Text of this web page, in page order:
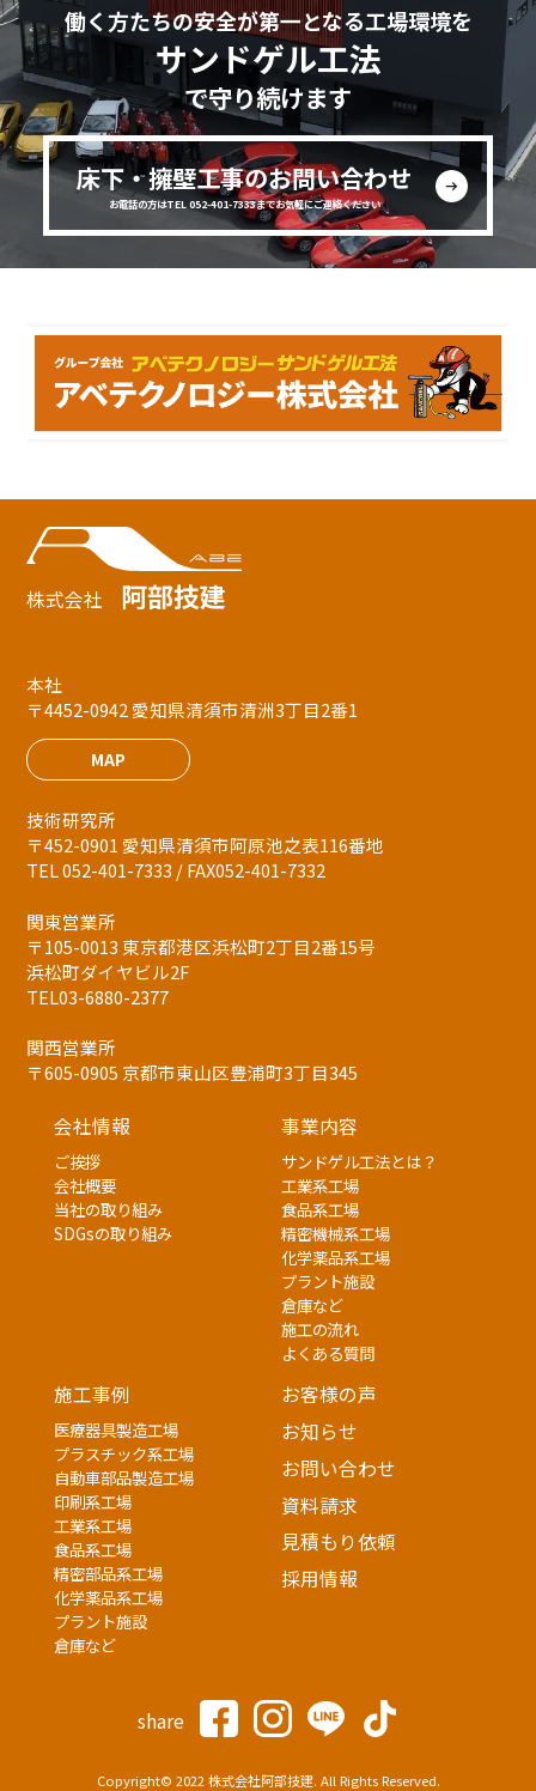
働く方たちの安全が第一となる工場環境を
サンドゲル工法
で守り続けます
床下・擁壁工事のお問い合わせ
お電話の方はTEL 052-401-7333までお気軽にご連絡ください
株式会社 阿部技建
本社
〒4452-0942 愛知県清須市清洲3丁目2番1
MAP
技術研究所
〒452-0901 愛知県清須市阿原池之表116番地
TEL 052-401-7333 / FAX052-401-7332
関東営業所
〒105-0013 東京都港区浜松町2丁目2番15号
浜松町ダイヤビル2F
TEL03-6880-2377
関西営業所
〒605-0905 京都市東山区豊浦町3丁目345
会社情報
ご挨拶
会社概要
当社の取り組み
SDGsの取り組み
事業内容
サンドゲル工法とは？
工業系工場
食品系工場
精密機械系工場
化学薬品系工場
プラント施設
倉庫など
施工の流れ
よくある質問
施工事例
医療器具製造工場
プラスチック系工場
自動車部品製造工場
印刷系工場
工業系工場
食品系工場
精密部品系工場
化学薬品系工場
プラント施設
倉庫など
お客様の声
お知らせ
お問い合わせ
資料請求
見積もり依頼
採用情報
share
Copyright© 2022 株式会社阿部技建. All Rights Reserved.